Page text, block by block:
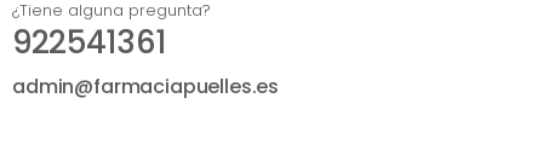
¿Tiene alguna pregunta?
922541361
admin@farmaciapuelles.es